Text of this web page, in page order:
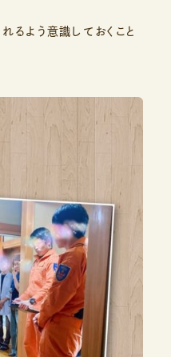
るよう意識しておくこと